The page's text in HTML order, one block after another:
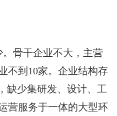
骨干企业不大，主营
不到10家。企业结构存
缺少集研发、设计、工
营服务于一体的大型环